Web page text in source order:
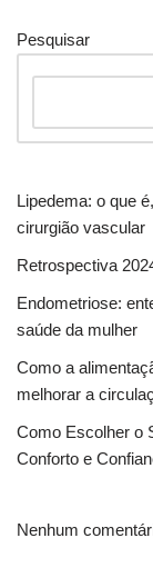
Pesquisar
Lipedema: o que
cirurgião vascular
Retrospectiva
Endometriose:
saúde da mulher
Como a
melhorar a
Como Escolher o
Conforto e
Nenhum